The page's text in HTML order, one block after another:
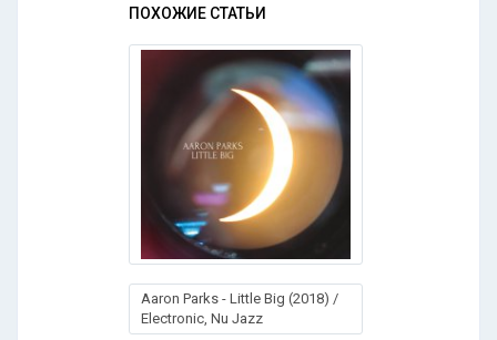
ПОХОЖИЕ СТАТЬИ
Aaron Parks - Little Big (2018) /
Electronic, Nu Jazz